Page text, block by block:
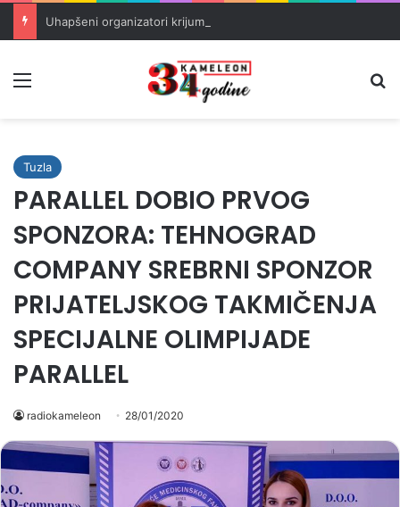
Tuzla
PARALLEL DOBIO PRVOG
SPONZORA: TEHNOGRAD
COMPANY SREBRNI SPONZOR
PRIJATELJSKOG TAKMIČENJA
SPECIJALNE OLIMPIJADE
PARALLEL
radiokameleon 28/01/2020